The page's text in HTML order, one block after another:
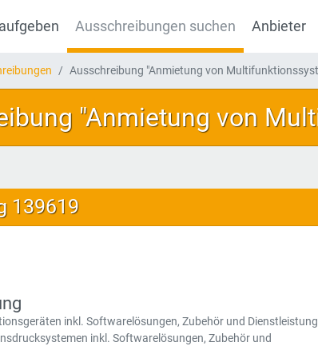
Ausschreibungen suchen Anbieter
Ausschreibung "Anmietung von
"Anmietung von
139619
inkl. Softwarelösungen, Zubehör und
inkl. Softwarelösungen, Zubehör und